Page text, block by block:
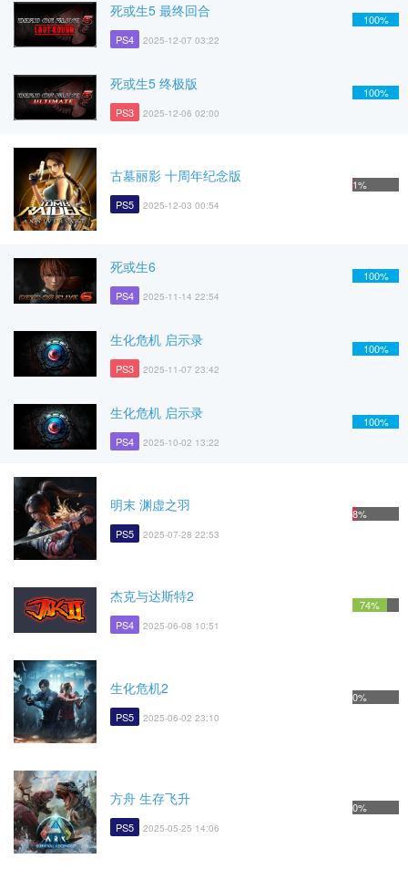
死或生5 最终回合
PS4 2025-12-07 03:22
100%
死或生5 终极版
PS3 2025-12-06 02:00
100%
古墓丽影 十周年纪念版
PS5 2025-12-03 00:54
1%
死或生6
PS4 2025-11-14 22:54
100%
生化危机 启示录
PS3 2025-11-07 23:42
100%
生化危机 启示录
PS4 2025-10-02 13:22
100%
明末 渊虚之羽
PS5 2025-07-28 22:53
8%
杰克与达斯特2
PS4 2025-06-08 10:51
74%
生化危机2
PS5 2025-06-02 23:10
0%
方舟 生存飞升
PS5 2025-05-25 14:06
0%